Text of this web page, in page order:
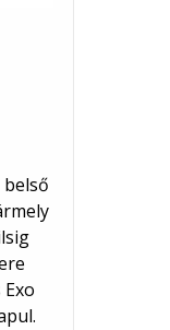
Exo